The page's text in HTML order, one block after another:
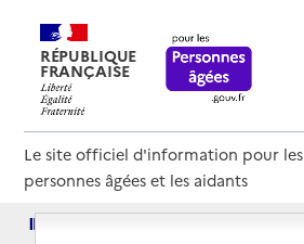
RÉPUBLIQUE
FRANÇAISE
Le site officiel d'information pour les
personnes âgées et les aidants